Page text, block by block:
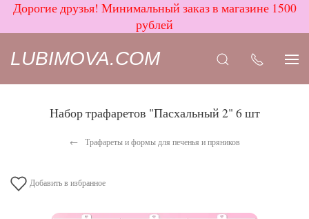
Дорогие друзья! Минимальный заказ в магазине 1500
рублей
LUBIMOVA.COM
Набор трафаретов "Пасхальный 2" 6 шт
Трафареты и формы для печенья и пряников
Добавить в избранное